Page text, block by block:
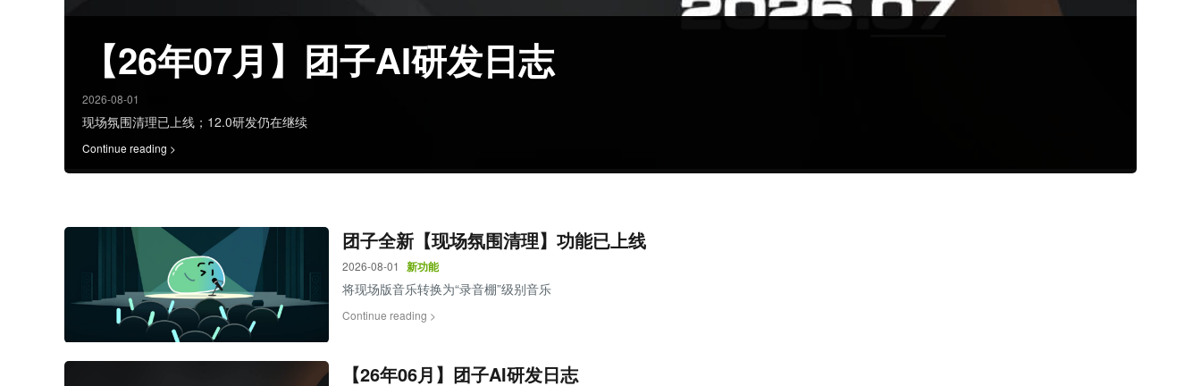
【26年07月】团子AI研发日志
2026-08-01
现场氛围清理已上线；12.0研发仍在继续
Continue reading >
团子全新【现场氛围清理】功能已上线
2026-08-01 新功能
将现场版音乐转换为“录音棚”级别音乐
Continue reading >
【26年06月】团子AI研发日志